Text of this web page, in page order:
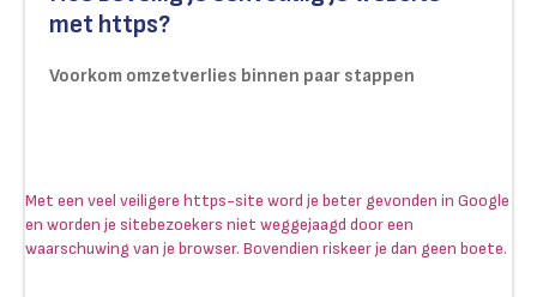
met https?
Voorkom omzetverlies binnen paar stappen
Met een veel veiligere https-site word je beter gevonden in Google
en worden je sitebezoekers niet weggejaagd door een
waarschuwing van je browser. Bovendien riskeer je dan geen boete.